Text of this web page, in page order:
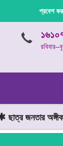
প্রবেশ
জনতার